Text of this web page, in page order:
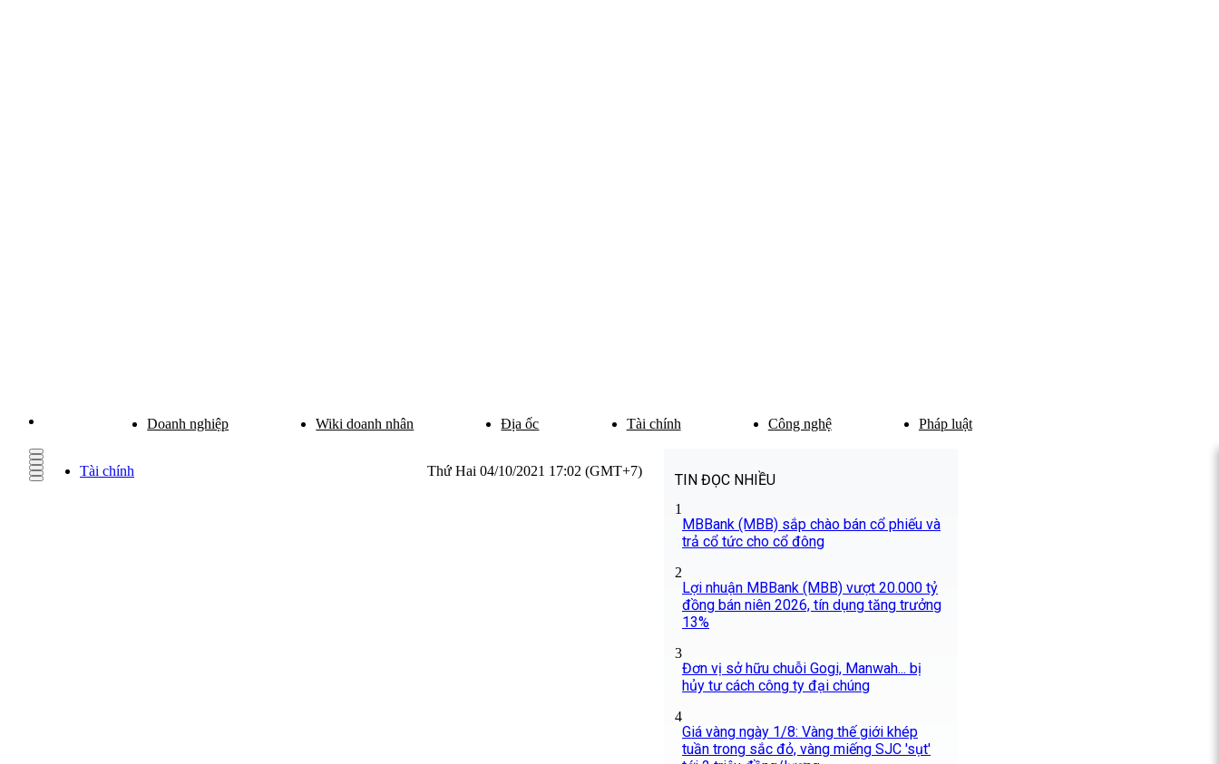
Doanh nghiệp Wiki doanh nhân Địa ốc Tài chính Công nghệ Pháp luật
Tài chính Thứ Hai 04/10/2021 17:02 (GMT+7)
TIN ĐỌC NHIỀU
1
MBBank (MBB) sắp chào bán cổ phiếu và
trả cổ tức cho cổ đông
2
Lợi nhuận MBBank (MBB) vượt 20.000 tỷ
đồng bán niên 2026, tín dụng tăng trưởng
13%
3
Đơn vị sở hữu chuỗi Gogi, Manwah... bị
hủy tư cách công ty đại chúng
4
Giá vàng ngày 1/8: Vàng thế giới khép
tuần trong sắc đỏ, vàng miếng SJC 'sụt'